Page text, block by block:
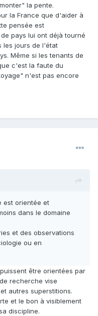
la pente.
la France que d'aider à
pensée est
pays lui ont déjà tourné
les jours de l'état
Même si les tenants de
c'est la faute du
n'est pas encore
est orientée et
dans le domaine
et des observations
ou en
être orientées par
recherche vise
autres superstitions.
et le bon à visiblement
discipline.